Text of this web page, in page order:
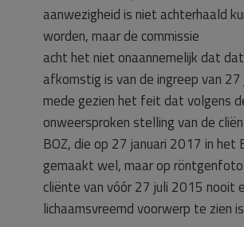
aanwezigheid is niet achterhaald
worden, maar de commissie
acht het niet onaannemelijk dat
afkomstig is van de ingreep van
mede gezien het feit dat volgens
onweersproken stelling van de
BOZ, die op 27 januari 2017 in het
gemaakt wel, maar op
cliënte van vóór 27 juli 2015 nooit
lichaamsvreemd voorwerp te zien